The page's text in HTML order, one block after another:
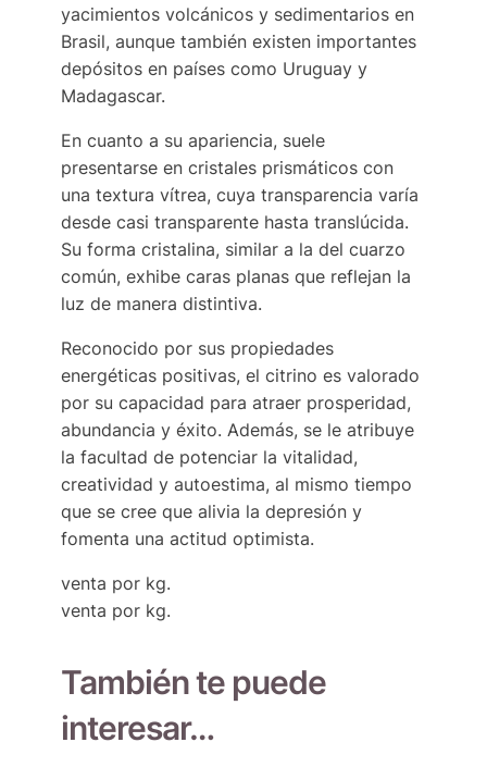
yacimientos volcánicos y sedimentarios en
Brasil, aunque también existen importantes
depósitos en países como Uruguay y
Madagascar.
En cuanto a su apariencia, suele
presentarse en cristales prismáticos con
una textura vítrea, cuya transparencia varía
desde casi transparente hasta translúcida.
Su forma cristalina, similar a la del cuarzo
común, exhibe caras planas que reflejan la
luz de manera distintiva.
Reconocido por sus propiedades
energéticas positivas, el citrino es valorado
por su capacidad para atraer prosperidad,
abundancia y éxito. Además, se le atribuye
la facultad de potenciar la vitalidad,
creatividad y autoestima, al mismo tiempo
que se cree que alivia la depresión y
fomenta una actitud optimista.
venta por kg.
venta por kg.
También te puede
interesar…